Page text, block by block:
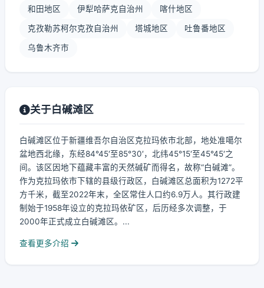
和田地区 伊犁哈萨克自治州 喀什地区
克孜勒苏柯尔克孜自治州 塔城地区 吐鲁番地区
乌鲁木齐市
关于白碱滩区
白碱滩区位于新疆维吾尔自治区克拉玛依市北部，地处准噶尔
盆地西北缘，东经84°45′至85°30′，北纬45°15′至45°45′之
间。该区因地下蕴藏丰富的天然碱矿而得名，故称“白碱滩”。
作为克拉玛依市下辖的县级行政区，白碱滩区总面积为1272平
方千米，截至2022年末，全区常住人口约6.9万人。其行政建
制始于1958年设立的克拉玛依矿区，后历经多次调整，于
2000年正式成立白碱滩区。...
查看更多介绍